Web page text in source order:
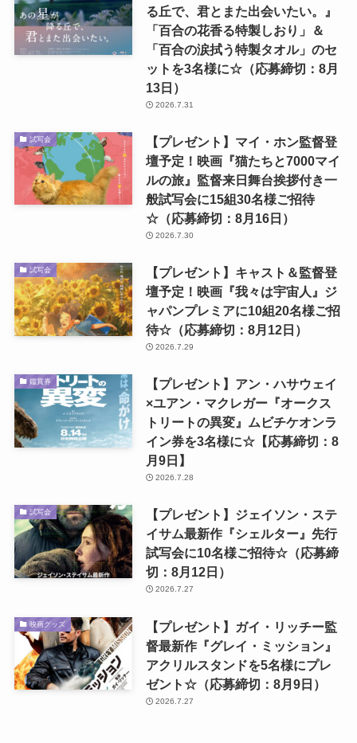
る丘で、君とまた出会いたい。』
「百合の花香る特製しおり」＆
「百合の涙拭う特製タオル」のセ
ットを3名様に☆（応募締切：8月
13日）
2026.7.31
試写会
【プレゼント】マイ・ホン監督登
壇予定！映画『猫たちと7000マイ
ルの旅』監督来日舞台挨拶付き一
般試写会に15組30名様ご招待
☆（応募締切：8月16日）
2026.7.30
試写会
【プレゼント】キャスト＆監督登
壇予定！映画『我々は宇宙人』ジ
ャパンプレミアに10組20名様ご招
待☆（応募締切：8月12日）
2026.7.29
鑑賞券
【プレゼント】アン・ハサウェイ
×ユアン・マクレガー『オークス
トリートの異変』ムビチケオンラ
イン券を3名様に☆【応募締切：8
月9日】
2026.7.28
試写会
【プレゼント】ジェイソン・ステ
イサム最新作『シェルター』先行
試写会に10名様ご招待☆（応募締
切：8月12日）
2026.7.27
映画グッズ
【プレゼント】ガイ・リッチー監
督最新作『グレイ・ミッション』
アクリルスタンドを5名様にプレ
ゼント☆（応募締切：8月9日）
2026.7.27